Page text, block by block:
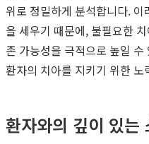
위로 정밀하게 분석합니다.
을 세우기 때문에, 불필요한
존 가능성을 극적으로 높일
환자의 치아를 지키기 위한
환자와의 깊이 있는